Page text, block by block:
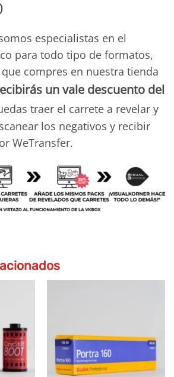
especialistas en el
para todo tipo de formatos,
compres en nuestra tienda
un vale descuento del
traer el carrete a revelar y
los negativos y recibir
WeTransfer.